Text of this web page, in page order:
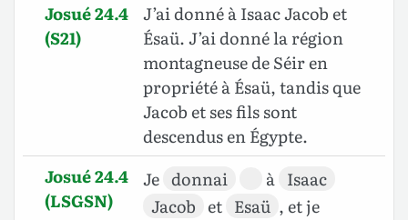
Josué 24.4
(S21)
J’ai donné à Isaac Jacob et
Ésaü. J’ai donné la région
montagneuse de Séir en
propriété à Ésaü, tandis que
Jacob et ses fils sont
descendus en Égypte.
Josué 24.4
(LSGSN)
Je donnai à Isaac
Jacob et Esaü , et je